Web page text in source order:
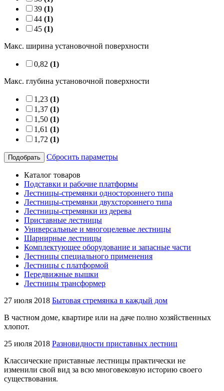
39 (1)
44 (1)
45 (1)
Макс. ширина установочной поверхности
0,82 (1)
Макс. глубина установочной поверхности
1,23 (1)
1,37 (1)
1,50 (1)
1,61 (1)
1,72 (1)
Подобрать Сбросить параметры
Каталог товаров
Подставки и рабочие платформы
Лестницы-стремянки одностороннего типа
Лестницы-стремянки двухстороннего типа
Лестницы-стремянки из дерева
Приставные лестницы
Универсальные и многоцелевые лестницы
Шарнирные лестницы
Комплектующее оборудование и запасные части
Лестницы специального применения
Лестницы с платформой
Передвижные вышки
Лестницы трансформер
27 июля 2018 Бытовая стремянка в каждый дом
В частном доме, квартире или на даче полно хозяйственных
хлопот.
25 июля 2018 Разновидности приставных лестниц
Классические приставные лестницы практически не
изменили свой вид за всю многовековую историю своего
существования.